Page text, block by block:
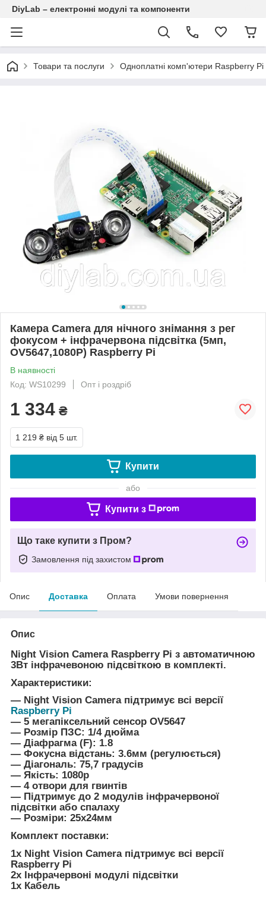
DiyLab – електронні модулі та компоненти
Товари та послуги Одноплатні комп'ютери Raspberry Pi
Камера Camera для нічного знімання з рег
фокусом + інфрачервона підсвітка (5мп,
OV5647,1080P) Raspberry Pi
В наявності
Код: WS10299
Опт і роздріб
1 334 ₴
1 219 ₴ від 5 шт.
Купити
або
Купити з
Що таке купити з Пром?
Замовлення під захистом
Опис Доставка Оплата Умови повернення
Опис
Night Vision Camera Raspberry Pi з автоматичною
3Вт інфрачевоною підсвіткою в комплекті.
Характеристики:
― Night Vision Camera підтримує всі версії
Raspberry Pi
― 5 мегапіксельний сенсор OV5647
― Розмір ПЗС: 1/4 дюйма
― Діафрагма (F): 1.8
― Фокусна відстань: 3.6мм (регулюється)
― Діагональ: 75,7 градусів
― Якість: 1080p
― 4 отвори для гвинтів
― Підтримує до 2 модулів інфрачервоної
підсвітки або спалаху
― Розміри: 25х24мм
Комплект поставки:
1х Night Vision Camera підтримує всі версії
Raspberry Pi
2х Інфрачервоні модулі підсвітки
1х Кабель